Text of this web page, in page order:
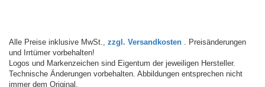
Alle Preise inklusive MwSt., zzgl. Versandkosten . Preisänderungen
und Irrtümer vorbehalten!
Logos und Markenzeichen sind Eigentum der jeweiligen Hersteller.
Technische Änderungen vorbehalten. Abbildungen entsprechen nicht
immer dem Original.